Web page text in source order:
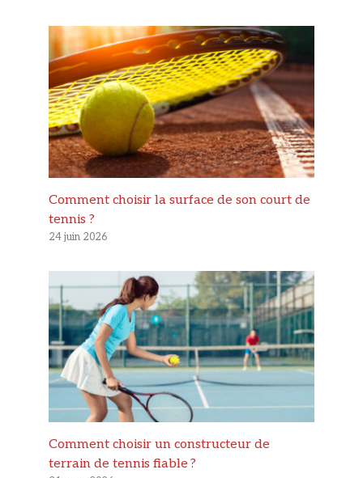
Comment choisir la surface de son court de
tennis ?
24 juin 2026
Comment choisir un constructeur de
terrain de tennis fiable ?